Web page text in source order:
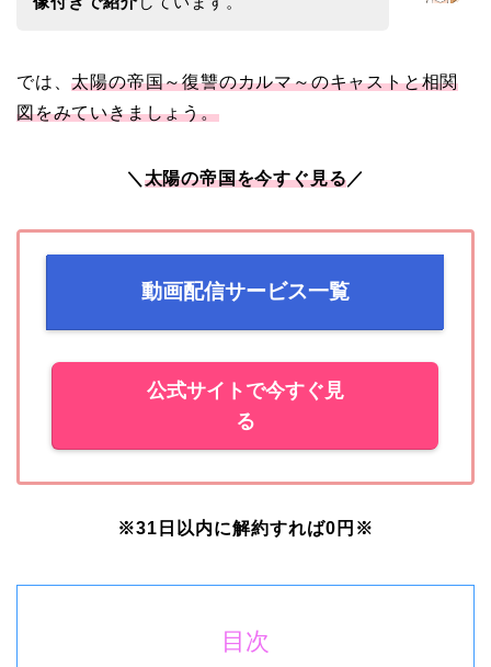
では、太陽の帝国～復讐のカルマ～のキャストと相関
図をみていきましょう。
＼ 太陽の帝国を今すぐ見る／
動画配信サービス一覧
公式サイトで今すぐ見
る
※31日以内に解約すれば0円 ※
目次